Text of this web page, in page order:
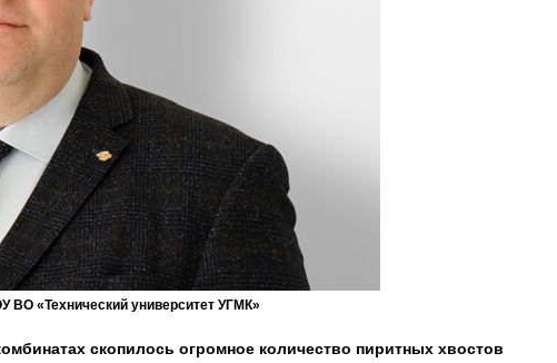
ВО «Технический университет УГМК»
скопилось огромное количество пиритных хвостов